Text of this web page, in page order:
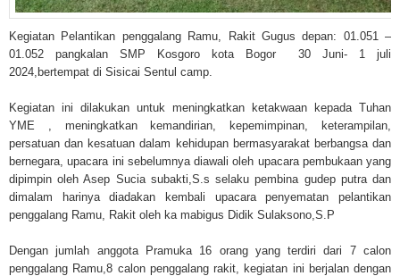
Kegiatan Pelantikan penggalang Ramu, Rakit Gugus depan: 01.051 –
01.052 pangkalan SMP Kosgoro kota Bogor 30 Juni- 1 juli
2024,bertempat di Sisicai Sentul camp.
Kegiatan ini dilakukan untuk meningkatkan ketakwaan kepada Tuhan
YME , meningkatkan kemandirian, kepemimpinan, keterampilan,
persatuan dan kesatuan dalam kehidupan bermasyarakat berbangsa dan
bernegara, upacara ini sebelumnya diawali oleh upacara pembukaan yang
dipimpin oleh Asep Sucia subakti,S.s selaku pembina gudep putra dan
dimalam harinya diadakan kembali upacara penyematan pelantikan
penggalang Ramu, Rakit oleh ka mabigus Didik Sulaksono,S.P
Dengan jumlah anggota Pramuka 16 orang yang terdiri dari 7 calon
penggalang Ramu,8 calon penggalang rakit, kegiatan ini berjalan dengan